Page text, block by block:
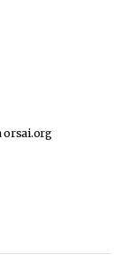
orsai.org